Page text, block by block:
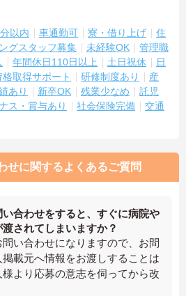
以内 車通勤可 寮・借り上げ
住
グスタッフ募集 未経験OK
管理職
年間休日110日以上 土日祝休
日
格取得サポート 研修制度あり
産
あり
新卒OK 残業少なめ
託児
ス・賞与あり 社会保険完備
交通
せに関するよくあるご質問
合わせをすると、すぐに病院や
されてしまいますか？
い合わせになりますので、お問
載元へ情報をお渡しすることは
より応募の意志を伺ってから改